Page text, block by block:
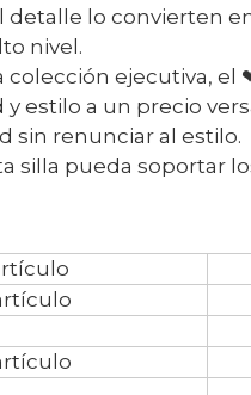
detalle lo convierten
nivel.
ejecutiva, el
estilo a un precio
sin renunciar al
silla pueda soportar